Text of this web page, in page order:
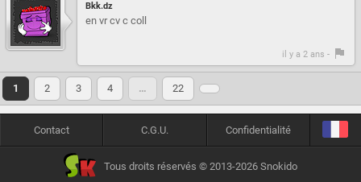
Bkk.dz
en vr cv c coll
il y a 2 ans -
1 2 3 4 … 22
Contact C.G.U. Confidentialité
Tous droits réservés © 2013-2026 Snokido